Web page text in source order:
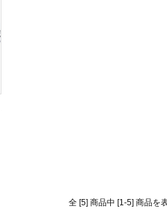
全 [5] 商品中 [1-5] 商品を